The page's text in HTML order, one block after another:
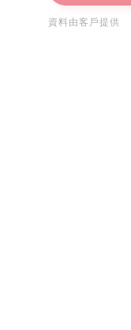
資料由客戶提供